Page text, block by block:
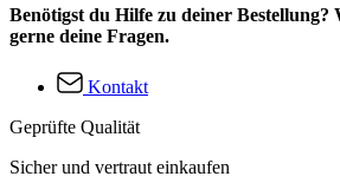
Benötigst du Hilfe zu deiner Bestellung?
gerne deine Fragen.
Kontakt
Geprüfte Qualität
Sicher und vertraut einkaufen